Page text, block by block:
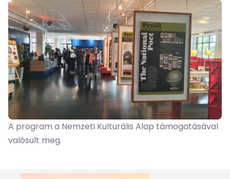
A program a Nemzeti Kulturális Alap támogatásával
valósult meg.